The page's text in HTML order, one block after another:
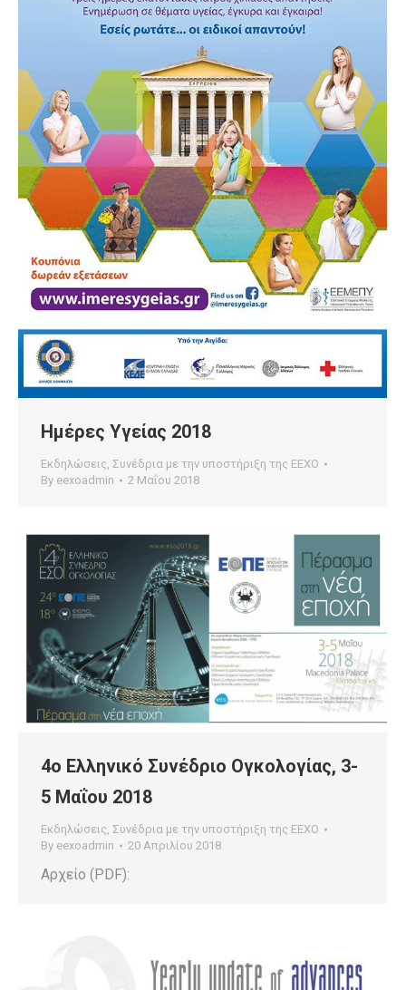
Ημέρες Υγείας 2018
Εκδηλώσεις, Συνέδρια με την υποστήριξη της ΕΕΧΟ
By eexoadmin 2 Μαΐου 2018
4ο Ελληνικό Συνέδριο Ογκολογίας, 3-
5 Μαΐου 2018
Εκδηλώσεις, Συνέδρια με την υποστήριξη της ΕΕΧΟ
By eexoadmin 20 Απριλίου 2018
Αρχείο (PDF):